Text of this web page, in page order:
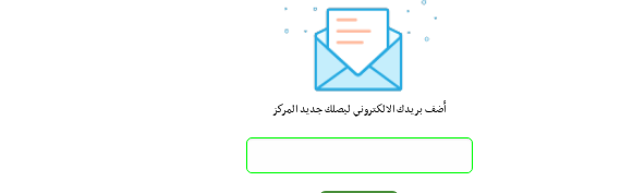
أضف بريدك الالكتروني ليصلك جديد المركز